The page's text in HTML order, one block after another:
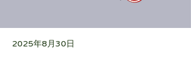
2025年8月30日